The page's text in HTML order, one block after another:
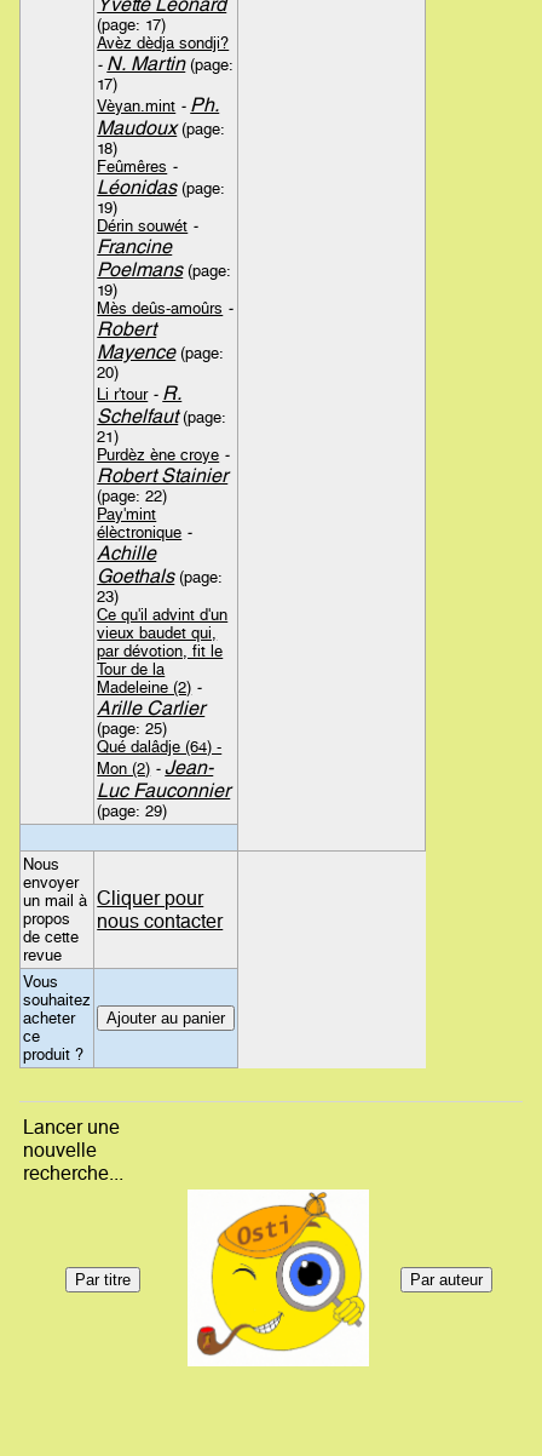
(page: 17)
Avèz dèdja sondji?
- N. Martin(page:
17)
Vèyan.mint - Ph.
Maudoux(page:
18)
Feûmêres -
Léonidas(page:
19)
Dérin souwét -
Francine
Poelmans(page:
19)
Mès deûs-amoûrs -
Robert
Mayence(page:
20)
Li r'tour - R.
Schelfaut(page:
21)
Purdèz ène croye -
Robert Stainier
(page: 22)
Pay'mint
élèctronique -
Achille
Goethals(page:
23)
Ce qu'il advint d'un
vieux baudet qui,
par dévotion, fit le
Tour de la
Madeleine (2) -
Arille Carlier
(page: 25)
Qué dalâdje (64) -
Mon (2) -Jean-
Luc Fauconnier
(page: 29)
Nous
envoyer
un mail à
propos
de cette
revue
Cliquer pour
nous contacter
Vous
souhaitez
acheter
ce
produit ?
Lancer une
nouvelle
recherche...